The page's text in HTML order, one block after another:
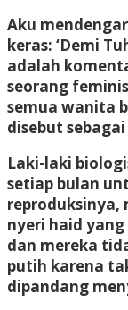
Aku
keras: ‘Demi
adalah
seorang
semua wanita
disebut sebagai
Laki-laki
setiap bulan
reproduksinya,
nyeri haid
dan mereka
putih karena
dipandang